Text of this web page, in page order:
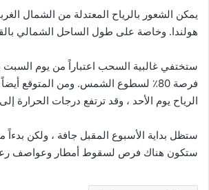
يمكن الشعور بالرياح المعتدلة من الشمال
هولندا. وخاصة على طول الساحل الشمالي
ستختفي غالبية السحب اعتباراً من يوم السبت
فرصة 80٪ لسطوع الشمس. ومن المتوقع
الرياح يوم الأحد ، وقد ترتفع درجات الحرارة إلى 24 درجة مئوية.
ستظل بداية الأسبوع المقبل جافة ، ولكن بدءاً
ستكون هناك فرص لسقوط أمطار وعواصف